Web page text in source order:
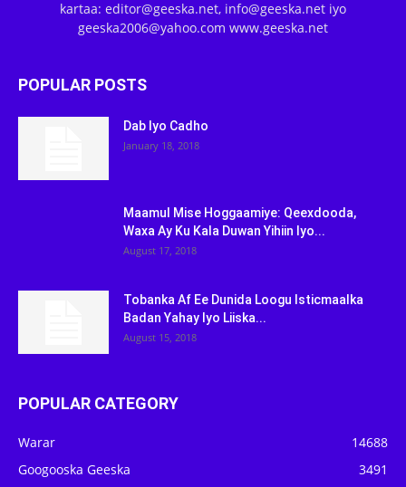
kartaa: editor@geeska.net, info@geeska.net iyo
geeska2006@yahoo.com www.geeska.net
POPULAR POSTS
Dab Iyo Cadho
January 18, 2018
Maamul Mise Hoggaamiye: Qeexdooda,
Waxa Ay Ku Kala Duwan Yihiin Iyo...
August 17, 2018
Tobanka Af Ee Dunida Loogu Isticmaalka
Badan Yahay Iyo Liiska...
August 15, 2018
POPULAR CATEGORY
Warar
14688
Googooska Geeska
3491